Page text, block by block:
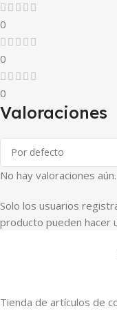
0
0
0
Valoraciones
No hay valoraciones aún.
Solo los usuarios
producto pueden hacer
Tienda de artículos de